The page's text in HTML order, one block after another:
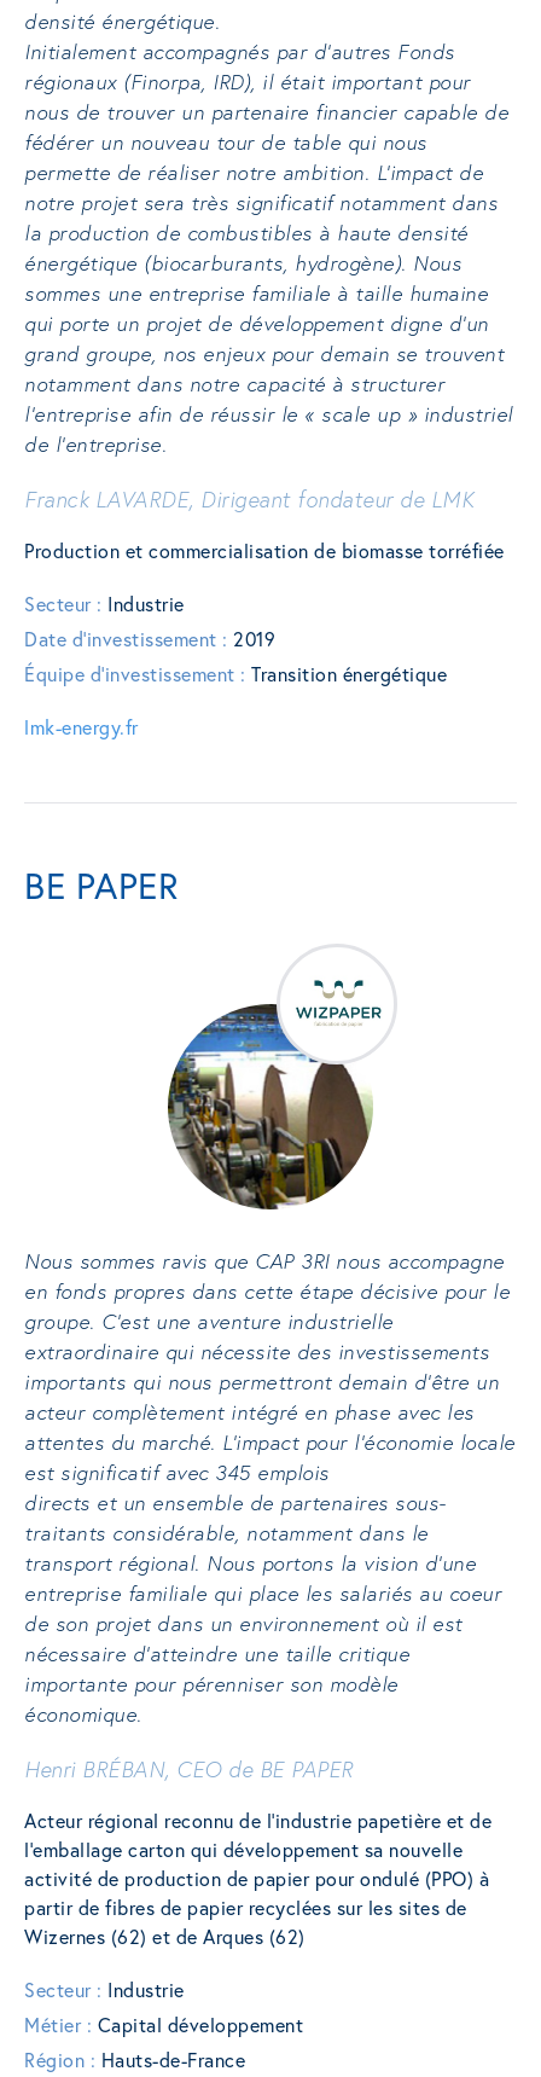
densité énergétique.
Initialement accompagnés par d’autres Fonds
régionaux (Finorpa, IRD), il était important pour
nous de trouver un partenaire financier capable de
fédérer un nouveau tour de table qui nous
permette de réaliser notre ambition. L’impact de
notre projet sera très significatif notamment dans
la production de combustibles à haute densité
énergétique (biocarburants, hydrogène). Nous
sommes une entreprise familiale à taille humaine
qui porte un projet de développement digne d’un
grand groupe, nos enjeux pour demain se trouvent
notamment dans notre capacité à structurer
l’entreprise afin de réussir le « scale up » industriel
de l’entreprise.
Franck LAVARDE, Dirigeant fondateur de LMK
Production et commercialisation de biomasse torréfiée
Secteur : Industrie
Date d'investissement : 2019
Équipe d'investissement : Transition énergétique
lmk-energy.fr
BE PAPER
Nous sommes ravis que CAP 3RI nous accompagne
en fonds propres dans cette étape décisive pour le
groupe. C’est une aventure industrielle
extraordinaire qui nécessite des investissements
importants qui nous permettront demain d’être un
acteur complètement intégré en phase avec les
attentes du marché. L’impact pour l’économie locale
est significatif avec 345 emplois
directs et un ensemble de partenaires sous-
traitants considérable, notamment dans le
transport régional. Nous portons la vision d’une
entreprise familiale qui place les salariés au coeur
de son projet dans un environnement où il est
nécessaire d’atteindre une taille critique
importante pour pérenniser son modèle
économique.
Henri BRÉBAN, CEO de BE PAPER
Acteur régional reconnu de l’industrie papetière et de
l’emballage carton qui développement sa nouvelle
activité de production de papier pour ondulé (PPO) à
partir de fibres de papier recyclées sur les sites de
Wizernes (62) et de Arques (62)
Secteur : Industrie
Métier : Capital développement
Région : Hauts-de-France